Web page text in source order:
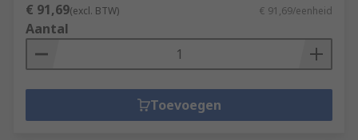
€ 91,69(excl. BTW) € 91,69/eenheid
Aantal
Toevoegen